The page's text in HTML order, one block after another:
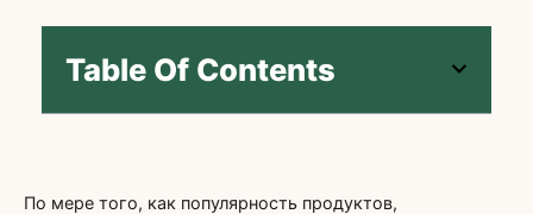
Table Of Contents
По мере того, как популярность продуктов,